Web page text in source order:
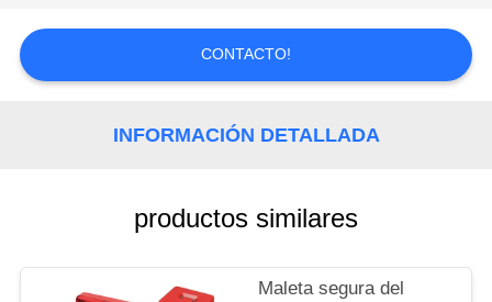
PIDA
UNA
CONTACTO!
INFORMACIÓN DETALLADA
productos similares
Maleta segura del